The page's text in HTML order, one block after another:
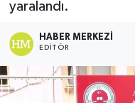
yaralandı.
HABER MERKEZI
EDITÖR
Yaşam